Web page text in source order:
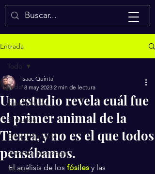
Isaac Quintal
Entrada
Todo
Espectáculos
El mundo
Entretenimiento
Ciencia y tecnología
México
Todo
Un estudio revela cuál fue
el primer animal de la
Tierra, y no es el que todos
pensábamos.
Isaac Quintal
18 may 2023 2 min de lectura
El análisis de los fósiles y las